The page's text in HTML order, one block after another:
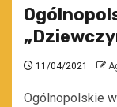
11/04/2021
Ogólnopolskie